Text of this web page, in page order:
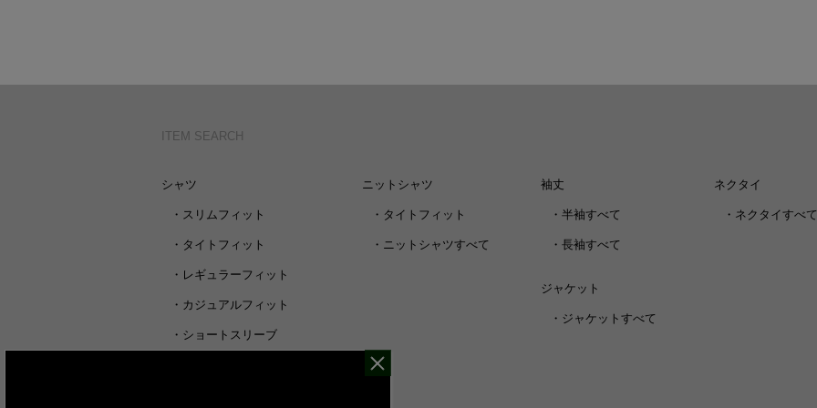
ITEM SEARCH
シャツ
・ スリムフィット
・ タイトフィット
・ レギュラーフィット
・ カジュアルフィット
・ ショートスリーブ
ニットシャツ
・ タイトフィット
・ ニットシャツすべて
袖丈
・ 半袖すべて
・ 長袖すべて
ジャケット
・ ジャケットすべて
ネクタイ
・ ネクタイすべて